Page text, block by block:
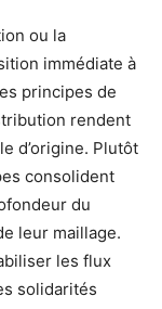
ou la
immédiate à
principes de
rendent
d’origine. Plutôt
consolident
du
leur maillage.
les flux
solidarités